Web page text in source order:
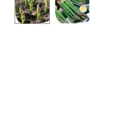
Semienkové bomby -
darčekový box na vajíčka -